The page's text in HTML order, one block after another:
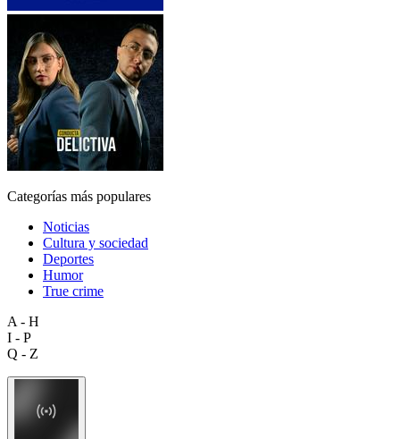
Categorías más populares
Noticias
Cultura y sociedad
Deportes
Humor
True crime
A - H
I - P
Q - Z